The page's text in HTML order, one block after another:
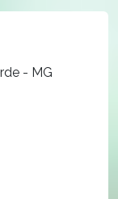
- MG